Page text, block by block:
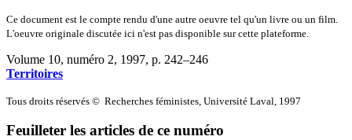
Ce document est le compte rendu d'une autre oeuvre tel qu'un livre ou un film.
L'oeuvre originale discutée ici n'est pas disponible sur cette plateforme.
Volume 10, numéro 2, 1997, p. 242–246
Territoires
Tous droits réservés © Recherches féministes, Université Laval, 1997
Feuilleter les articles de ce numéro